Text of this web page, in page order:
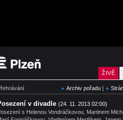
ŽIVĚ
Archiv pořadu |
v divadle (24. 11. 2013 02:00)
s Helenou Vondráčkovou, Martinem